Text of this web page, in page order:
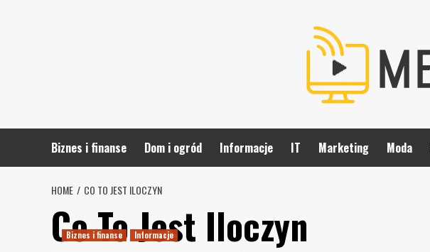
Biznes i finanse Dom i ogród Informacje IT Marketing Moda
HOME CO TO JEST ILOCZYN
Co To Jest Iloczyn
Biznes i finanse Informacje